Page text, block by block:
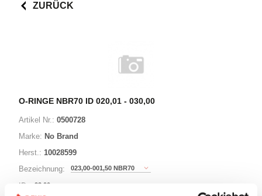
ZURÜCK
O-RINGE NBR70 ID 020,01 - 030,00
Artikel Nr.: 0500728
Marke: No Brand
Herst.: 10028599
Bezeichnung:
023,00-001,50 NBR70
ID: 23,00mm